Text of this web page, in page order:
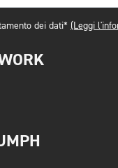
dei dati* (Leggi